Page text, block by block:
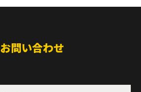
お問い合わせ